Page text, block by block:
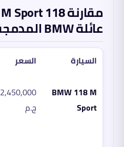
عائلة BMW المدمجة
السيارة السعر
BMW 118 M
Sport
2,450,000
ج.م